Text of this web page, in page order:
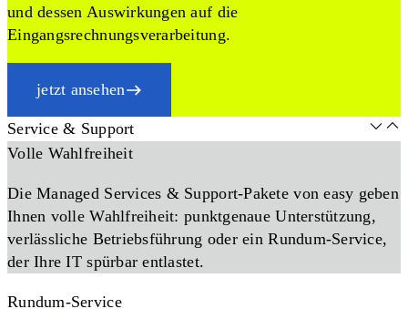
und dessen Auswirkungen auf die
Eingangsrechnungsverarbeitung.
jetzt ansehen
Service & Support
Volle Wahlfreiheit
Die Managed Services & Support-Pakete von easy geben
Ihnen volle Wahlfreiheit: punktgenaue Unterstützung,
verlässliche Betriebsführung oder ein Rundum-Service,
der Ihre IT spürbar entlastet.
Rundum-Service